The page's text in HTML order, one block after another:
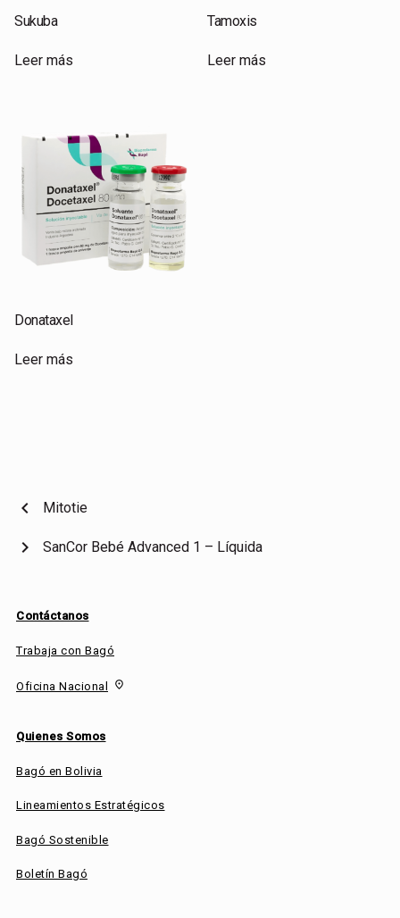
Sukuba
Leer más
Tamoxis
Leer más
Donataxel
Leer más
chevron_left Mitotie
SanCor Bebé Advanced 1 – Líquida
chevron_right
Contáctanos
Trabaja con Bagó
Oficina Nacional fmd_good
Quienes Somos
Bagó en Bolivia
Lineamientos Estratégicos
Bagó Sostenible
Boletín Bagó